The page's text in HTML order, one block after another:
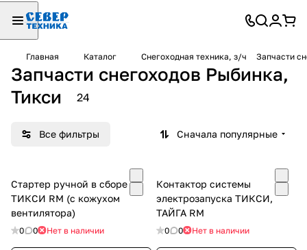
Главная Каталог Снегоходная техника, з/ч Запчасти
Запчасти снегоходов Рыбинка,
Тикси
24
Все фильтры Сначала популярные
Стартер ручной в сборе
ТИКСИ RM (с кожухом
вентилятора)
0 0 Нет в наличии
Контактор системы
электрозапуска ТИКСИ,
ТАЙГА RM
0 0 Нет в наличии